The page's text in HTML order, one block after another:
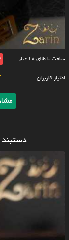
ساخت با طلای ۱۸ عیار
امتیاز کاربران
دستبند